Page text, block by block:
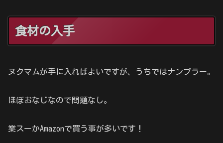
食材の入手
ヌクマムが手に入ればよいですが、うちではナンプラー。
ほぼおなじなので問題なし。
業スーかAmazonで買う事が多いです！